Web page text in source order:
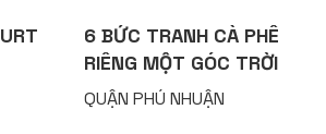
6 BỨC TRANH CÀ PHÊ
RIÊNG MỘT GÓC TRỜI
QUẬN PHÚ NHUẬN